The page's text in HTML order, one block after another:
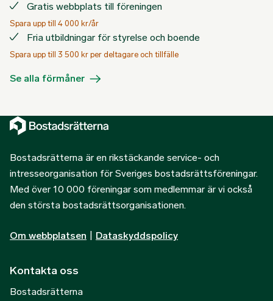
Gratis webbplats till föreningen
Spara upp till 4 000 kr/år
Fria utbildningar för styrelse och boende
Spara upp till 3 500 kr per deltagare och tillfälle
Se alla förmåner
Bostadsrätterna är en rikstäckande service- och
intresseorganisation för Sveriges bostadsrättsföreningar.
Med över 10 000 föreningar som medlemmar är vi också
den största bostadsrättsorganisationen.
Om webbplatsen Dataskyddspolicy
Kontakta oss
Bostadsrätterna